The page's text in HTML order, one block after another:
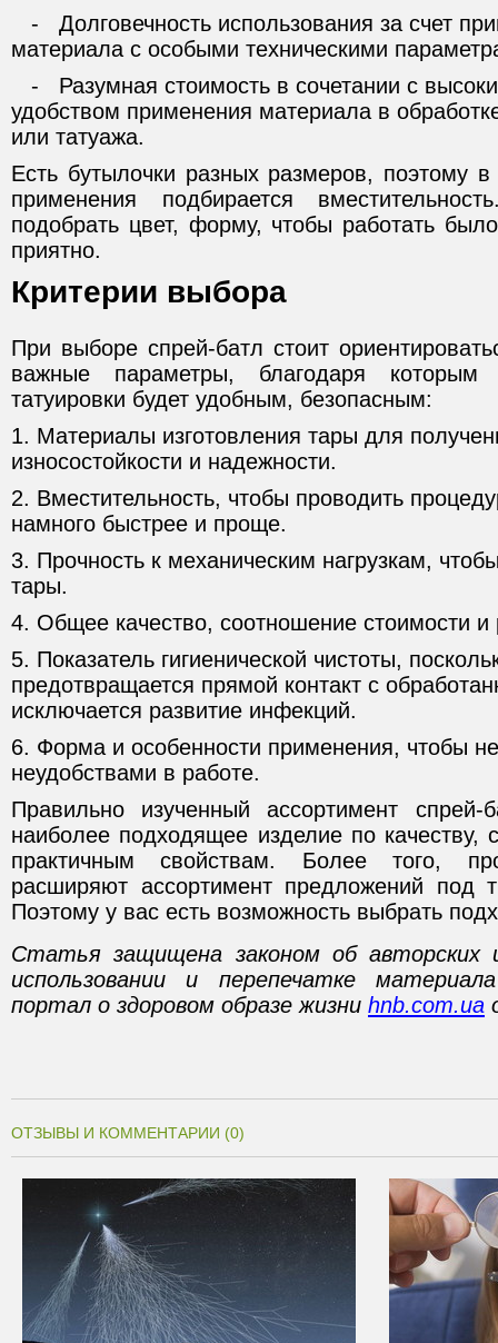
- Долговечность использования за счет
материала с особыми техническими
- Разумная стоимость в сочетании с
удобством применения материала в
или татуажа.
Есть бутылочки разных размеров, поэтому в
применения подбирается
подобрать цвет, форму, чтобы работать
приятно.
Критерии выбора
При выборе спрей-батл стоит
важные параметры, благодаря
татуировки будет удобным, безопасным:
1. Материалы изготовления тары для
износостойкости и надежности.
2. Вместительность, чтобы проводить
намного быстрее и проще.
3. Прочность к механическим нагрузкам,
тары.
4. Общее качество, соотношение стоимости
5. Показатель гигиенической чистоты,
предотвращается прямой контакт с
исключается развитие инфекций.
6. Форма и особенности применения, чтобы не
неудобствами в работе.
Правильно изученный ассортимент спрей-
наиболее подходящее изделие по качеству,
практичным свойствам. Более того,
расширяют ассортимент предложений под
Поэтому у вас есть возможность выбрать
Статья защищена законом об авторских
использовании и перепечатке
портал о здоровом образе жизни hnb.com.ua
ОТЗЫВЫ И КОММЕНТАРИИ (0)